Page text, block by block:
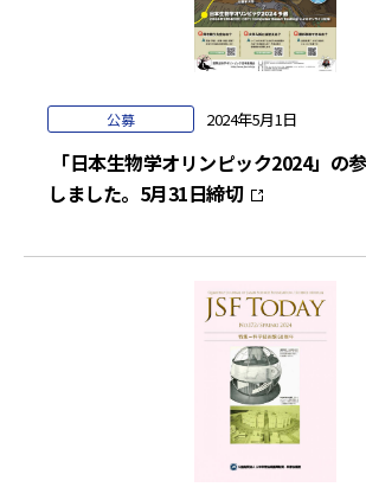
2024年5月1日
公募
「日本生物学オリンピック2024」の
しました。5月31日締切